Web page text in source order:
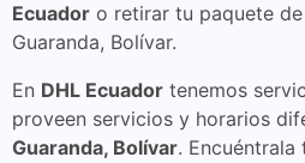
Ecuador o retirar tu paquete
Guaranda, Bolívar.
En DHL Ecuador tenemos
proveen servicios y horarios
Guaranda, Bolívar.